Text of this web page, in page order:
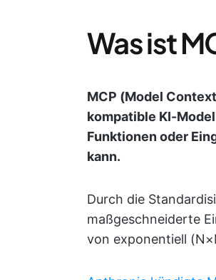
Was ist
MCP (Model
kompatible KI-
Funktionen oder
kann.
Durch die
maßgeschneiderte
von exponentiell